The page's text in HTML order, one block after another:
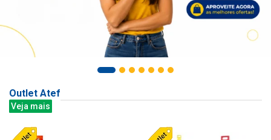
Outlet Atef
Veja mais